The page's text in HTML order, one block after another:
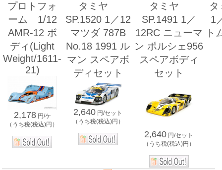
プロトフォ
ーム 1/12
AMR-12 ボ
ディ(Light
Weight/1611-
21)
2,178 円/ケ
（うち税(税込)円）
タミヤ
SP.1520 1／12
マツダ 787B
No.18 1991 ル
マン スペアボ
ディセット
2,640 円/セット
（うち税(税込)円）
タミヤ
SP.1491 1／
12RC ニューマ
ン ポルシェ956
スペアボディ
セット
2,640 円/セット
（うち税(税込)円）
1
ト